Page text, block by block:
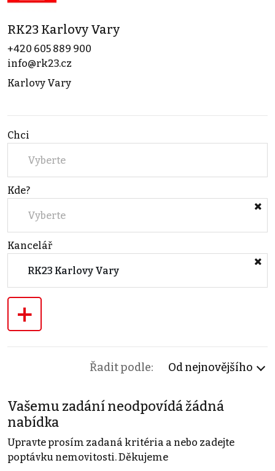
RK23 Karlovy Vary
+420 605 889 900
info@rk23.cz
Karlovy Vary
Chci
Vyberte
Kde?
Vyberte
Kancelář
RK23 Karlovy Vary
+
Řadit podle: Od nejnovějšího
Vašemu zadání neodpovídá žádná
nabídka
Upravte prosím zadaná kritéria a nebo zadejte
poptávku nemovitosti. Děkujeme